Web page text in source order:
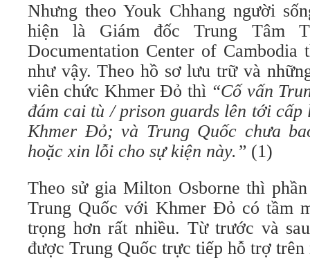
Nhưng theo Youk Chhang người
hiện là Giám đốc Trung Tâm
Documentation Center of Cambodia
như vậy. Theo hồ sơ lưu trữ và
viên chức Khmer Đỏ thì “Cố vấn
đám cai tù / prison guards lên tới cấp
Khmer Đỏ; và Trung Quốc chưa
hoặc xin lỗi cho sự kiện này.” (1)
Theo sử gia Milton Osborne thì
Trung Quốc với Khmer Đỏ có tầm
trọng hơn rất nhiều. Từ trước và
được Trung Quốc trực tiếp hỗ trợ